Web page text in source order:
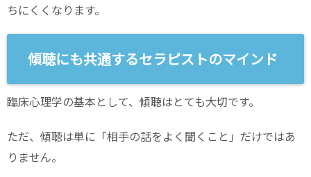
ちにくくなります。
傾聴にも共通するセラピストのマインド
臨床心理学の基本として、傾聴はとても大切です。
ただ、傾聴は単に「相手の話をよく聞くこと」だけではあ
りません。